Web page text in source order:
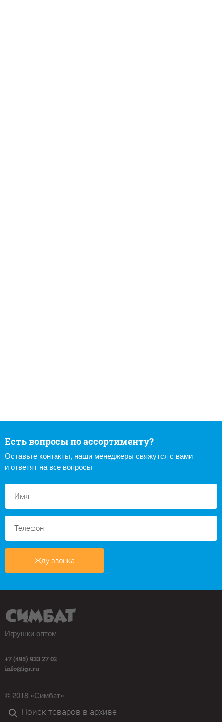
Есть вопросы по ассортименту?
Оставьте контакты, наши менеджеры свяжутся с вами
и ответят на все вопросы
Жду звонка
Игрушки оптом
+7 (495) 933 27 02
info@igr.ru
© 2018 «Симбат»